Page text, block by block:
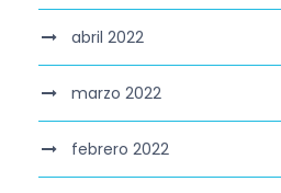
abril 2022
marzo 2022
febrero 2022